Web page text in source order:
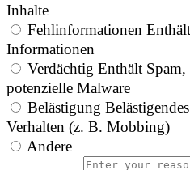
Inhalte
Fehlinformationen
Informationen
Verdächtig Enthält Spam,
potenzielle Malware
Belästigung
Verhalten (z. B. Mobbing)
Andere